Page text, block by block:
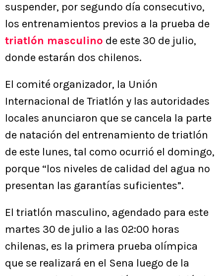
suspender, por segundo día consecutivo,
los entrenamientos previos a la prueba de
triatlón masculino de este 30 de julio,
donde estarán dos chilenos.
El comité organizador, la Unión
Internacional de Triatlón y las autoridades
locales anunciaron que se cancela la parte
de natación del entrenamiento de triatlón
de este lunes, tal como ocurrió el domingo,
porque “los niveles de calidad del agua no
presentan las garantías suficientes”.
El triatlón masculino, agendado para este
martes 30 de julio a las 02:00 horas
chilenas, es la primera prueba olímpica
que se realizará en el Sena luego de la